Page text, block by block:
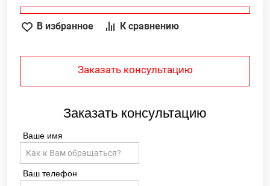
В избранное К сравнению
Заказать консультацию
Заказать консультацию
Ваше имя
Ваш телефон